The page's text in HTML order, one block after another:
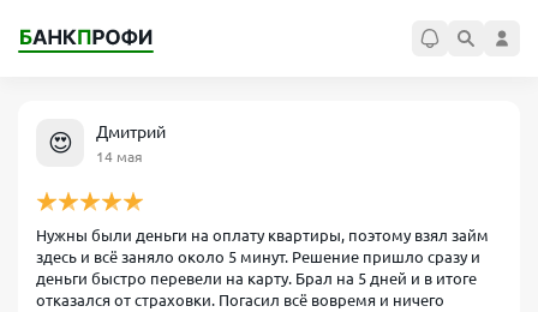
😍 Дмитрий
14 мая
Нужны были деньги на оплату квартиры, поэтому взял займ
здесь и всё заняло около 5 минут. Решение пришло сразу и
деньги быстро перевели на карту. Брал на 5 дней и в итоге
отказался от страховки. Погасил всё вовремя и ничего